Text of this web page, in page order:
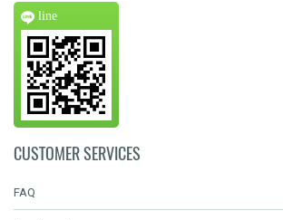
line
CUSTOMER SERVICES
FAQ